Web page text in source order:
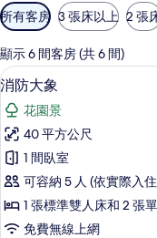
可
用
的
客
房
篩
選
條
件
所有客房 3 張床以上 2 張
顯示 6 間客房 (共 6 間)
顯
示
消
防
大
象
的
8
消防大象
花園景
40 平方公尺
1 間臥室
可容納 5 人 (依實際入
1 張標準雙人床和 2 張
免費無線上網